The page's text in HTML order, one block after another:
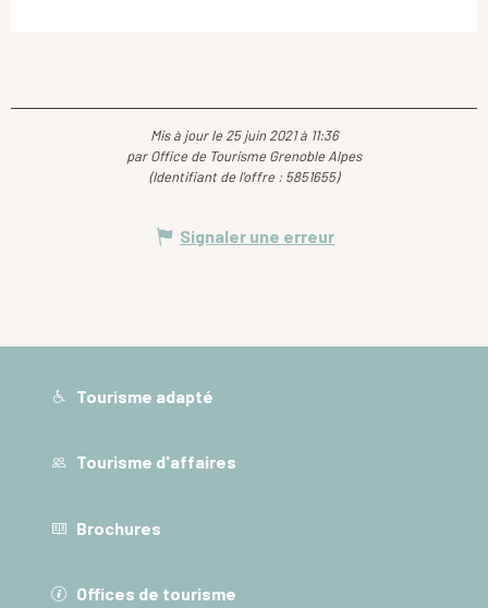
Mis à jour le 25 juin 2021 à 11:36
par Office de Tourisme Grenoble Alpes
(Identifiant de l'offre : 5851655)
Signaler une erreur
Tourisme adapté
Tourisme d'affaires
Brochures
Offices de tourisme